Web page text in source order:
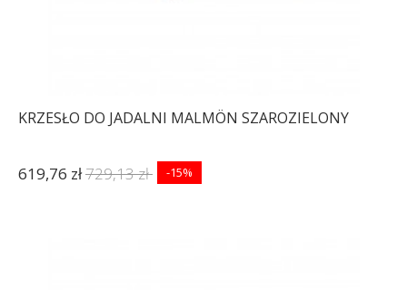
KRZESŁO DO JADALNI MALMÖN SZAROZIELONY
619,76 zł729,13 zł -15%